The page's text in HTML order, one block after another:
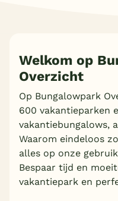
Welkom op
Overzicht
Op Bungalowpark
600 vakantieparken
vakantiebungalows,
Waarom eindeloos
alles op onze
Bespaar tijd en
vakantiepark en